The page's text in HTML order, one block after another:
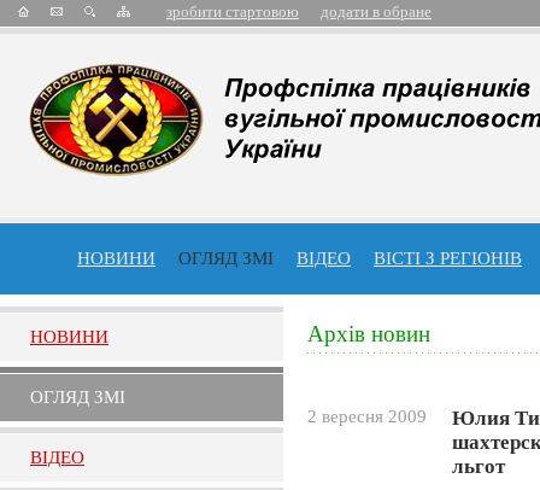
зробити стартовою додати в обране
НОВИНИ ОГЛЯД ЗМІ ВІДЕО ВІСТІ З РЕГІОНІВ
НОВИНИ
ОГЛЯД ЗМI
ВIДЕО
Архів новин
2 вересня 2009
Юлия
льгот